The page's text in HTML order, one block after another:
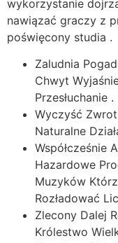
wykorzystanie
nawiązać graczy z
poświęcony studia .
Zaludnia
Chwyt
Przesłuchanie .
Wyczyść
Naturalne
Współcześnie
Hazardowe
Muzyków
Rozładować
Zlecony Dalej
Królestwo